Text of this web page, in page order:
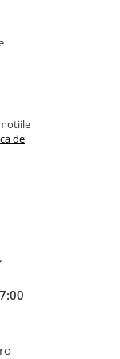
balonului
într-o
de